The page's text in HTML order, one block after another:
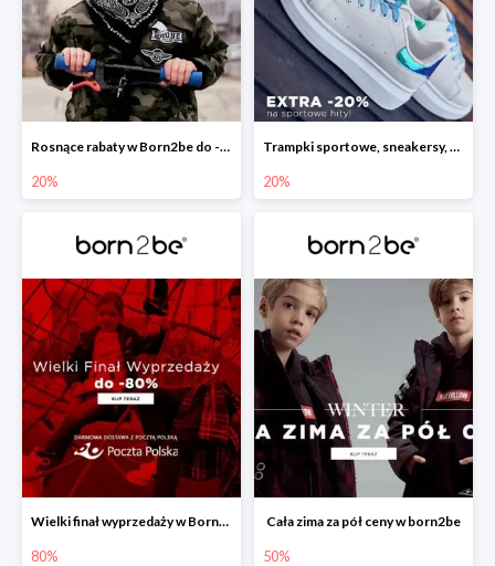
Rosnące rabaty w Born2be do -20%
20%
Trampki sportowe, sneakersy, tenisówki, creepersy i slip-ony już teraz z rabatem -20%!
20%
Wielki finał wyprzedaży w Born2be -80%
80%
Cała zima za pół ceny w born2be
50%